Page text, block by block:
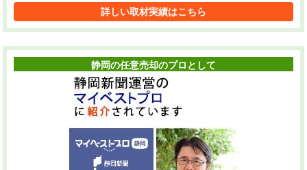
詳しい取材実績はこちら
静岡の任意売却のプロとして